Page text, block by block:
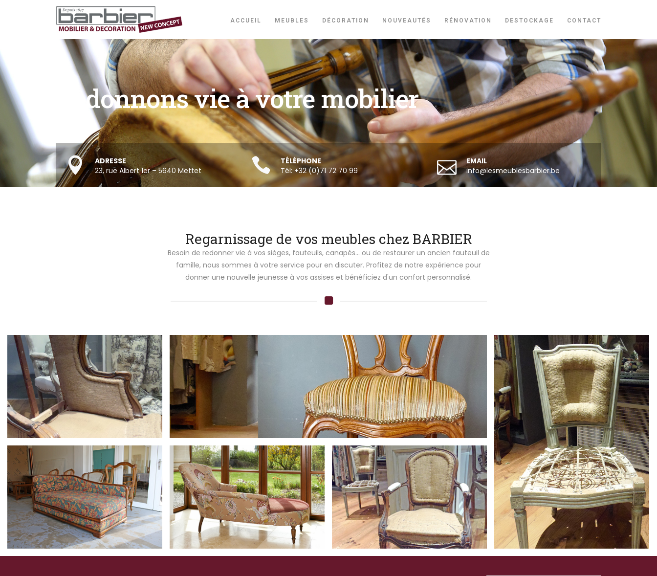
ACCUEIL MEUBLES DÉCORATION NOUVEAUTÉS RÉNOVATION DESTOCKAGE CONTACT
Redonnons vie à votre mobilier
ADRESSE
23, rue Albert 1er – 5640 Mettet
TÉLÉPHONE
Tél: +32 (0)71 72 70 99
EMAIL
info@lesmeublesbarbier.be
Regarnissage de vos meubles chez BARBIER
Besoin de redonner vie à vos sièges, fauteuils, canapés... ou de restaurer un ancien fauteuil de
famille, nous sommes à votre service pour en discuter. Profitez de notre expérience pour
donner une nouvelle jeunesse à vos assises et bénéficiez d'un confort personnalisé.